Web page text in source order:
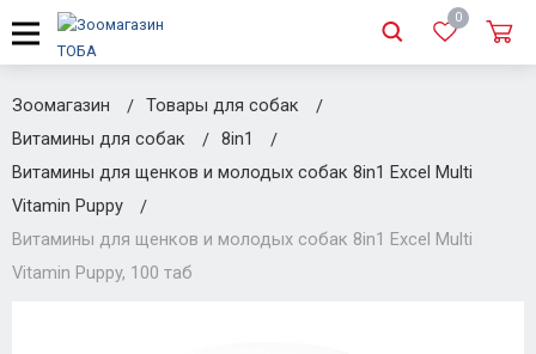
0
Зоомагазин
Товары для собак
Витамины для собак
8in1
Витамины для щенков и молодых собак 8in1 Excel Multi
Vitamin Puppy
Витамины для щенков и молодых собак 8in1 Excel Multi
Vitamin Puppy, 100 таб